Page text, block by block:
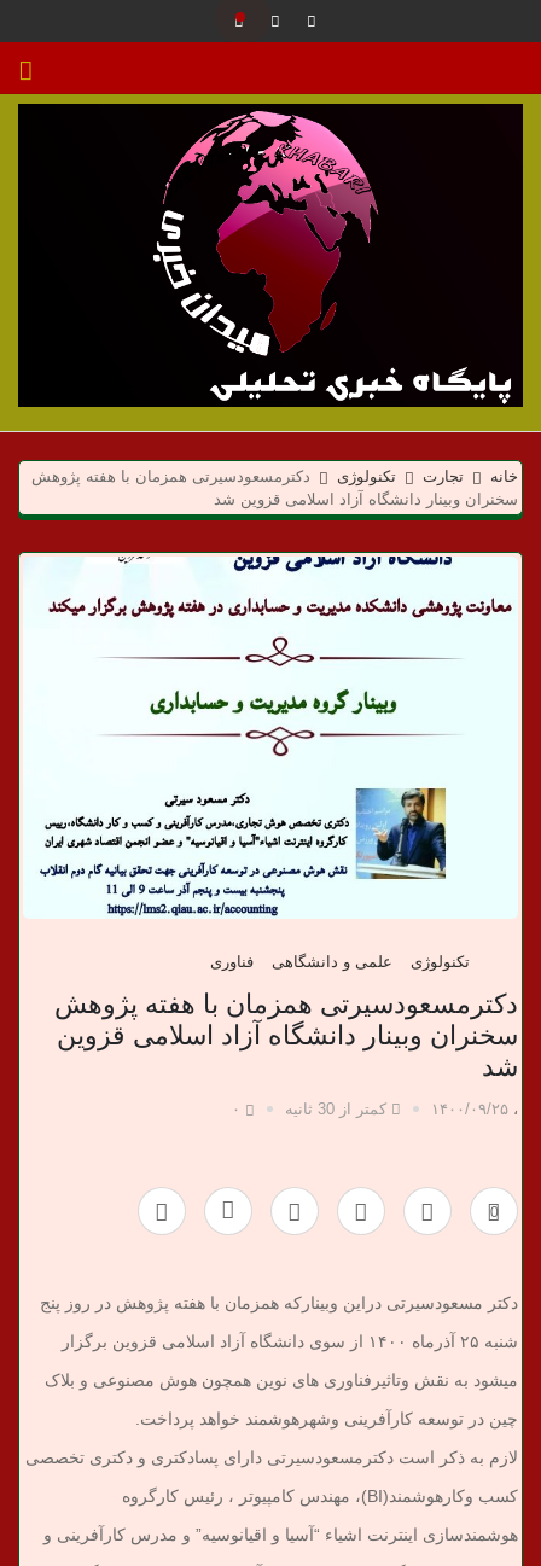
م
ی
د
ا
خانه تجارت تکنولوژی
دکترمسعودسیرتی همزمان با هفته پژوهش
سخنران وبینار دانشگاه آزاد اسلامی قزوین شد
تکنولوژی علمی و دانشگاهی فناوری
دکترمسعودسیرتی همزمان با هفته پژوهش
سخنران وبینار دانشگاه آزاد اسلامی قزوین
شد
، ۱۴۰۰/۰۹/۲۵ کمتر از 30 ثانیه ۰
0
دکتر مسعودسیرتی دراین وبینارکه همزمان با هفته پژوهش در روز پنج
شنبه ۲۵ آذرماه ۱۴۰۰ از سوی دانشگاه آزاد اسلامی قزوین برگزار
میشود به نقش وتاثیرفناوری های نوین همچون هوش مصنوعی و بلاک
چین در توسعه کارآفرینی وشهرهوشمند خواهد پرداخت.
لازم به ذکر است دکترمسعودسیرتی دارای پسادکتری و دکتری تخصصی
کسب وکارهوشمند(BI)، مهندس کامپیوتر ، رئیس کارگروه
هوشمندسازی اینترنت اشیاء “آسیا و اقیانوسیه” و مدرس کارآفرینی و